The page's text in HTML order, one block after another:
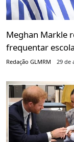
Meghan Markle
frequentar
Redação GLMRM 29 de